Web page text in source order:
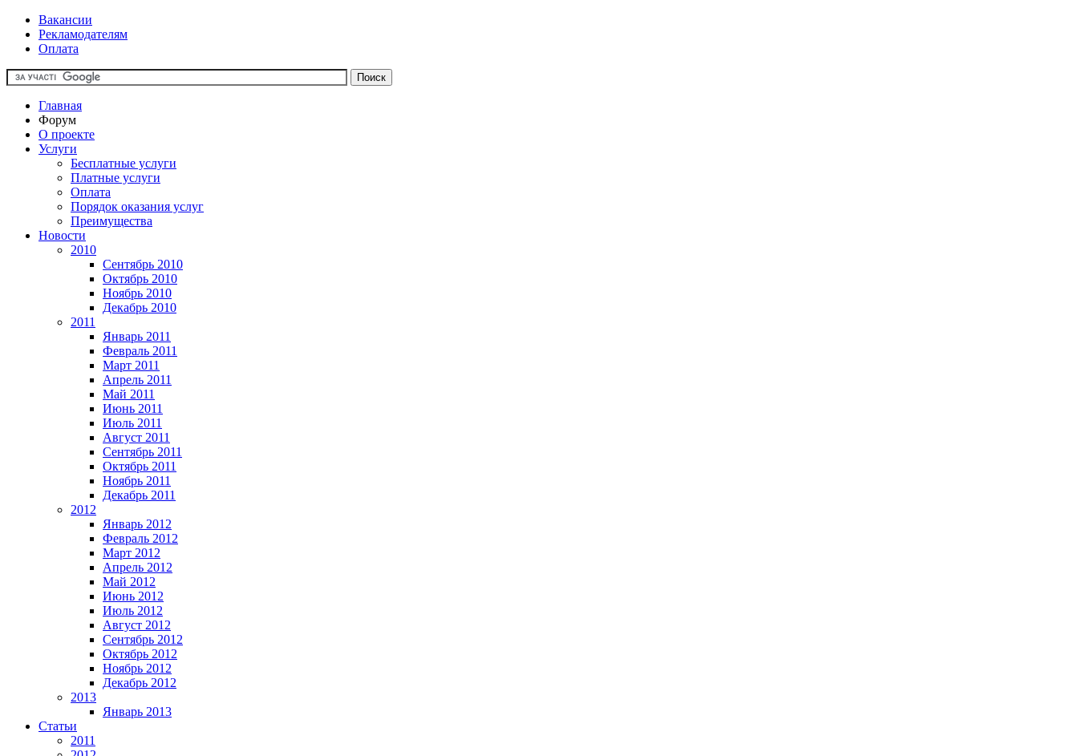
Вакансии
Рекламодателям
Оплата
Главная
Форум
О проекте
Услуги
Бесплатные услуги
Платные услуги
Оплата
Порядок оказания услуг
Преимущества
Новости
2010
Сентябрь 2010
Октябрь 2010
Ноябрь 2010
Декабрь 2010
2011
Январь 2011
Февраль 2011
Март 2011
Апрель 2011
Май 2011
Июнь 2011
Июль 2011
Август 2011
Сентябрь 2011
Октябрь 2011
Ноябрь 2011
Декабрь 2011
2012
Январь 2012
Февраль 2012
Март 2012
Апрель 2012
Май 2012
Июнь 2012
Июль 2012
Август 2012
Сентябрь 2012
Октябрь 2012
Ноябрь 2012
Декабрь 2012
2013
Январь 2013
Статьи
2011